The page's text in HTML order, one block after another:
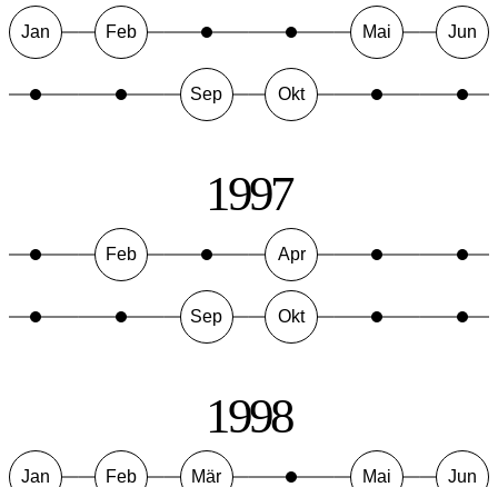
Jan Feb Mai Jun
Sep Okt
1997
Feb Apr
Sep Okt
1998
Jan Feb Mär Mai Jun